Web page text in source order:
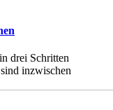
drei Schritten
inzwischen